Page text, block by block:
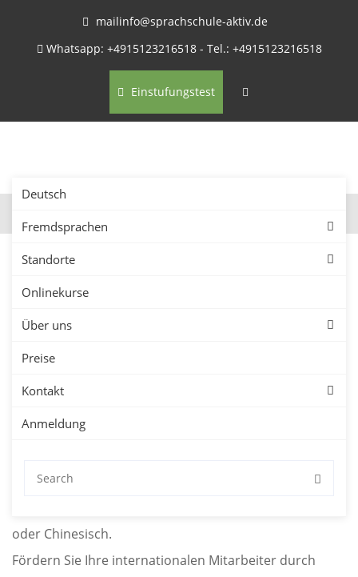
mailinfo@sprachschule-aktiv.de
Whatsapp: +4915123216518 - Tel.: +4915123216518
Einstufungstest
Deutsch
Fremdsprachen
Standorte
Onlinekurse
Über uns
Preise
Kontakt
Anmeldung
Firmenkurse in Einbeck –
Sprachkurse für
Unternehmen
Probestunde. Firmensprachkurse in Einbeck für
oder Chinesisch.
Fördern Sie Ihre internationalen Mitarbeiter durch